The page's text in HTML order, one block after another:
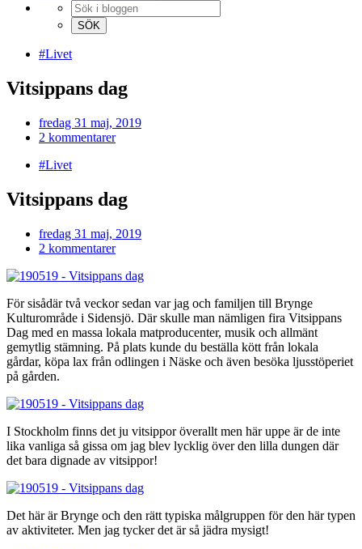
#Livet
Vitsippans dag
fredag 31 maj, 2019
2 kommentarer
#Livet
Vitsippans dag
fredag 31 maj, 2019
2 kommentarer
För sisådär två veckor sedan var jag och familjen till Brynge
Kulturområde i Sidensjö. Där skulle man nämligen fira Vitsippans
Dag med en massa lokala matproducenter, musik och allmänt
gemytlig stämning. På plats kunde du beställa kött från lokala
gårdar, köpa lax från odlingen i Näske och även besöka ljusstöperiet
på gården.
I Stockholm finns det ju vitsippor överallt men här uppe är de inte
lika vanliga så gissa om jag blev lycklig över den lilla dungen där
det bara dignade av vitsippor!
Det här är Brynge och den rätt typiska målgruppen för den här typen
av aktiviteter. Men jag tycker det är så jädra mysigt!